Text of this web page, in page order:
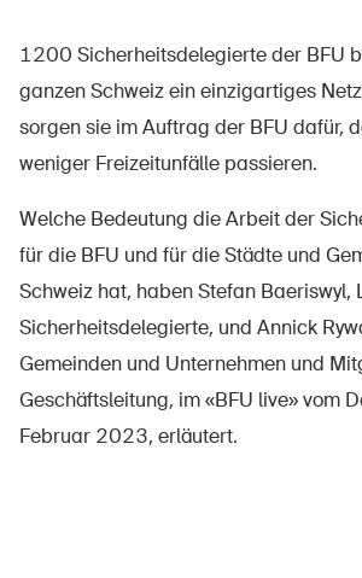
DE FR IT EN
Startseite
Newsletter abonnieren
1200 Sicherheitsdelegierte der BFU
ganzen Schweiz ein einzigartiges
sorgen sie im Auftrag der BFU dafür,
weniger Freizeitunfälle passieren.
Welche Bedeutung die Arbeit der
für die BFU und für die Städte und
Schweiz hat, haben Stefan Baeriswyl,
Sicherheitsdelegierte, und Annick
Gemeinden und Unternehmen und
Geschäftsleitung, im «BFU live» vom
Februar 2023, erläutert.